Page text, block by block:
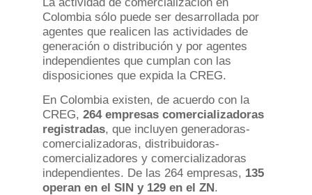
Colombia sólo puede ser desarrollada por
agentes que realicen las actividades de
generación o distribución y por agentes
independientes que cumplan con las
disposiciones que expida la CREG.
En Colombia existen, de acuerdo con la
CREG,264 empresas comercializadoras
registradas, que incluyen generadoras-
comercializadoras, distribuidoras-
comercializadores y comercializadoras
independientes. De las 264 empresas, 135
operan en el SIN y 129 en el ZN.